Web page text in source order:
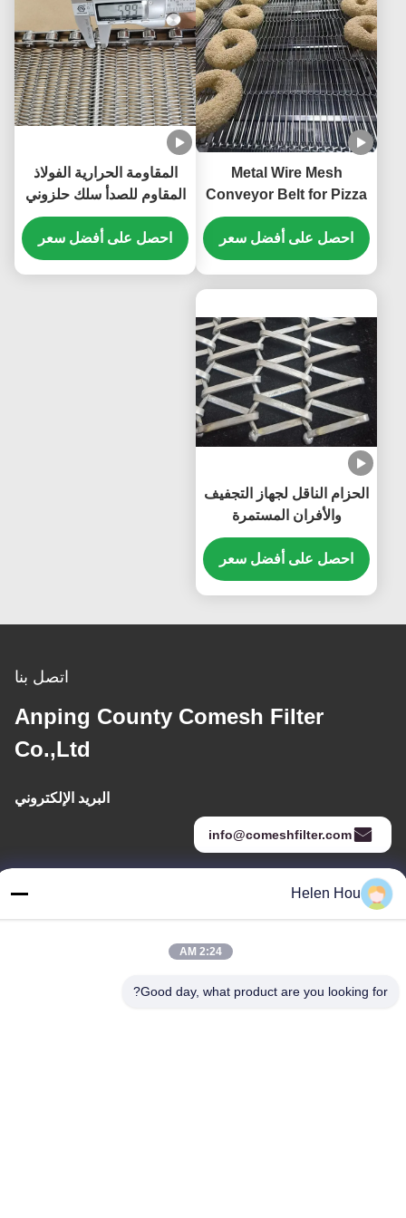
Metal Wire Mesh
Conveyor Belt for Pizza
Oven Chocolate
Enrober Stainless Steel
Wire Mesh Flat Belt
احصل على أفضل سعر
المقاومة الحرارية الفولاذ
المقاوم للصدأ سلك حلزوني
سلسلة وصلة توازن النسيج
الشبكة الحامل الحزام للخبز
تجفيف غسل تقليد
احصل على أفضل سعر
الحزام الناقل لجهاز التجفيف
والأفران المستمرة
احصل على أفضل سعر
اتصل بنا
Anping County Comesh Filter
Co.,Ltd
البريد الإلكتروني
info@comeshfilter.com
قاعدة الصناعة ، جنوب آنبينغ ، هنغشوى ، خبى ، جمهورية الصين الشعبية.
الهاتف
Helen Hou
2:24 AM
Good day, what product are you looking for?